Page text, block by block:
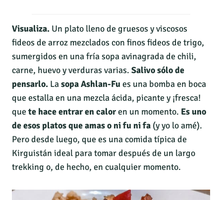
Visualiza. Un plato lleno de gruesos y viscosos
fideos de arroz mezclados con finos fideos de trigo,
sumergidos en una fría sopa avinagrada de chili,
carne, huevo y verduras varias. Salivo sólo de
pensarlo. Lasopa Ashlan-Fues una bomba en boca
que estalla en una mezcla ácida, picante y ¡fresca!
que te hace entrar en caloren un momento. Es uno
de esos platos que amas o ni fu ni fa (y yo lo amé).
Pero desde luego, que es una comida típica de
Kirguistán ideal para tomar después de un largo
trekking o, de hecho, en cualquier momento.